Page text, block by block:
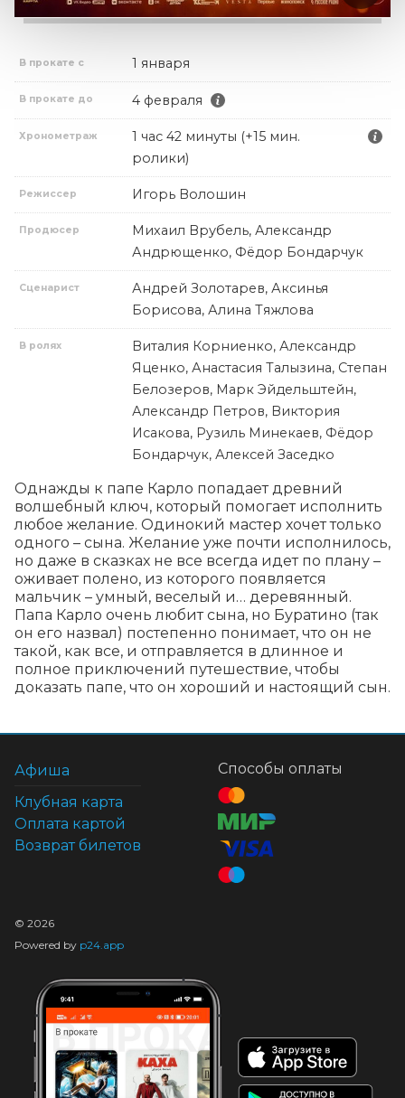
В прокате с 1 января
В прокате до 4 февраля
Хронометраж
1 час 42 минуты (+15 мин.
ролики)
Режиссер Игорь Волошин
Продюсер
Михаил Врубель, Александр
Андрющенко, Фёдор Бондарчук
Сценарист
Андрей Золотарев, Аксинья
Борисова, Алина Тяжлова
В ролях
Виталия Корниенко, Александр
Яценко, Анастасия Талызина, Степан
Белозеров, Марк Эйдельштейн,
Александр Петров, Виктория
Исакова, Рузиль Минекаев, Фёдор
Бондарчук, Алексей Заседко
Однажды к папе Карло попадает древний
волшебный ключ, который помогает исполнить
любое желание. Одинокий мастер хочет только
одного – сына. Желание уже почти исполнилось,
но даже в сказках не все всегда идет по плану –
оживает полено, из которого появляется
мальчик – умный, веселый и… деревянный.
Папа Карло очень любит сына, но Буратино (так
он его назвал) постепенно понимает, что он не
такой, как все, и отправляется в длинное и
полное приключений путешествие, чтобы
доказать папе, что он хороший и настоящий сын.
Афиша
Клубная карта
Оплата картой
Возврат билетов
Способы оплаты
© 2026
Powered by p24.app